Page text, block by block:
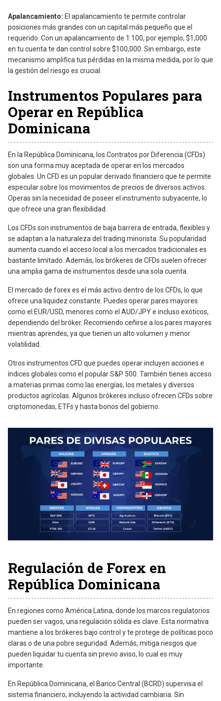
Apalancamiento: El apalancamiento te permite controlar
posiciones más grandes con un capital más pequeño que el
requerido. Con un apalancamiento de 1:100, por ejemplo, $1,000
en tu cuenta te dan control sobre $100,000. Sin embargo, este
mecanismo amplifica tus pérdidas en la misma medida, por lo que
la gestión del riesgo es crucial.
Instrumentos Populares para
Operar en República
Dominicana
En la República Dominicana, los Contratos por Diferencia (CFDs)
son una forma muy aceptada de operar en los mercados
globales. Un CFD es un popular derivado financiero que te permite
especular sobre los movimientos de precios de diversos activos.
Operas sin la necesidad de poseer el instrumento subyacente, lo
que ofrece una gran flexibilidad.
Los CFDs son instrumentos de baja barrera de entrada, flexibles y
se adaptan a la naturaleza del trading minorista. Su popularidad
aumenta cuando el acceso local a los mercados tradicionales es
bastante limitado. Además, los brókeres de CFDs suelen ofrecer
una amplia gama de instrumentos desde una sola cuenta.
El mercado de forex es el más activo dentro de los CFDs, lo que
ofrece una liquidez constante. Puedes operar pares mayores
como el EUR/USD, menores como el AUD/JPY e incluso exóticos,
dependiendo del bróker. Recomiendo ceñirse a los pares mayores
mientras aprendes, ya que tienen un alto volumen y menor
volatilidad.
Otros instrumentos CFD que puedes operar incluyen acciones e
índices globales como el popular S&P 500. También tienes acceso
a materias primas como las energías, los metales y diversos
productos agrícolas. Algunos brókeres incluso ofrecen CFDs sobre
criptomonedas, ETFs y hasta bonos del gobierno.
Regulación de Forex en
República Dominicana
En regiones como América Latina, donde los marcos regulatorios
pueden ser vagos, una regulación sólida es clave. Esta normativa
mantiene a los brókeres bajo control y te protege de políticas poco
claras o de una pobre seguridad. Además, mitiga riesgos que
pueden liquidar tu cuenta sin previo aviso, lo cual es muy
importante.
En República Dominicana, el Banco Central (BCRD) supervisa el
sistema financiero, incluyendo la actividad cambiaria. Sin